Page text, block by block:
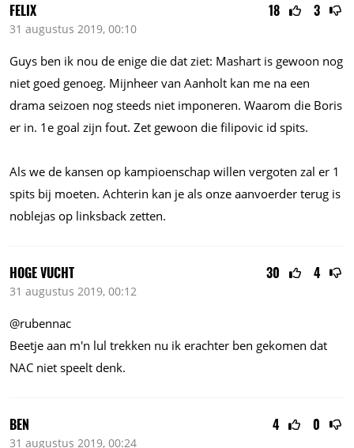
18 3
FELIX
31 augustus 2019, 00:10
Guys ben ik nou de enige die dat ziet: Mashart is gewoon nog
niet goed genoeg. Mijnheer van Aanholt kan me na een
drama seizoen nog steeds niet imponeren. Waarom die Boris
er in. 1e goal zijn fout. Zet gewoon die filipovic id spits.
Als we de kansen op kampioenschap willen vergoten zal er 1
spits bij moeten. Achterin kan je als onze aanvoerder terug is
noblejas op linksback zetten.
30 4
HOGE VUCHT
31 augustus 2019, 00:12
@rubennac
Beetje aan m'n lul trekken nu ik erachter ben gekomen dat
NAC niet speelt denk.
4 0
BEN
31 augustus 2019, 00:24